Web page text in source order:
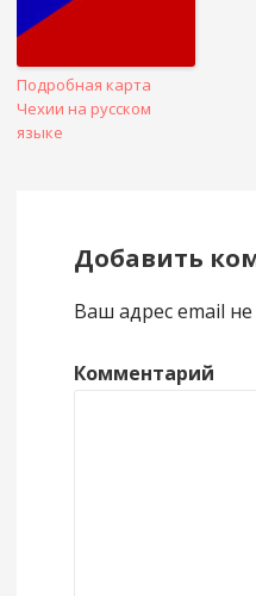
Подробная карта
Чехии на русском
языке
Добавить
Ваш адрес email
Комментарий